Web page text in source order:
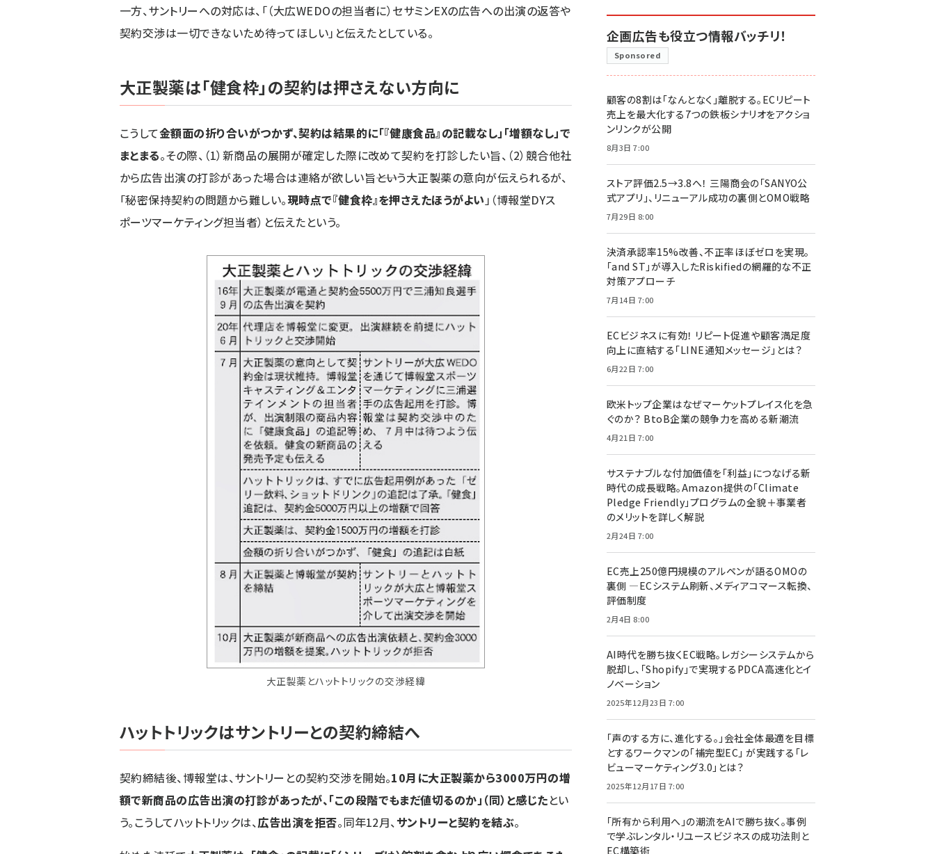
一方、サントリーへの対応は、「（大広WEDOの担当者に）セサミンEXの広告への出演の返答や
契約交渉は一切できないため待ってほしい」と伝えたとしている。
大正製薬は「健食枠」の契約は押さえない方向に
こうして金額面の折り合いがつかず、契約は結果的に「『健康食品』の記載なし」「増額なし」で
まとまる。その際、（1）新商品の展開が確定した際に改めて契約を打診したい旨、（2）競合他社
から広告出演の打診があった場合は連絡が欲しい旨――という大正製薬の意向が伝えられるが、
「秘密保持契約の問題から難しい。現時点で『健食枠』を押さえたほうがよい」（博報堂DYス
ポーツマーケティング担当者）と伝えたという。
大正製薬とハットトリックの交渉経緯
ハットトリックはサントリーとの契約締結へ
契約締結後、博報堂は、サントリーとの契約交渉を開始。10月に大正製薬から3000万円の増
額で新商品の広告出演の打診があったが、「この段階でもまだ値切るのか」（同）と感じたとい
う。こうしてハットトリックは、広告出演を拒否。同年12月、サントリーと契約を結ぶ。
企画広告も役立つ情報バッチリ！
Sponsored
顧客の8割は「なんとなく」離脱する。ECリピート
売上を最大化する7つの鉄板シナリオをアクショ
ンリンクが公開
8月3日 7:00
ストア評価2.5→3.8へ！ 三陽商会の「SANYO公
式アプリ」、リニューアル成功の裏側とOMO戦略
7月29日 8:00
決済承認率15%改善、不正率ほぼゼロを実現。
「and ST」が導入したRiskifiedの網羅的な不正
対策アプローチ
7月14日 7:00
ECビジネスに有効！ リピート促進や顧客満足度
向上に直結する「LINE通知メッセージ」とは？
6月22日 7:00
欧米トップ企業はなぜマーケットプレイス化を急
ぐのか？ BtoB企業の競争力を高める新潮流
4月21日 7:00
サステナブルな付加価値を「利益」につなげる新
時代の成長戦略。Amazon提供の「Climate
Pledge Friendly」プログラムの全貌＋事業者
のメリットを詳しく解説
2月24日 7:00
EC売上250億円規模のアルペンが語るOMOの
裏側 ―ECシステム刷新、メディアコマース転換、
評価制度
2月4日 8:00
AI時代を勝ち抜くEC戦略。レガシーシステムから
脱却し、「Shopify」で実現するPDCA高速化とイ
ノベーション
2025年12月23日 7:00
「声のする方に、進化する。」会社全体最適を目標
とするワークマンの「補完型EC」 が実践する「レ
ビューマーケティング3.0」とは？
2025年12月17日 7:00
「所有から利用へ」の潮流をAIで勝ち抜く。事例
で学ぶレンタル・リユースビジネスの成功法則と
EC構築術